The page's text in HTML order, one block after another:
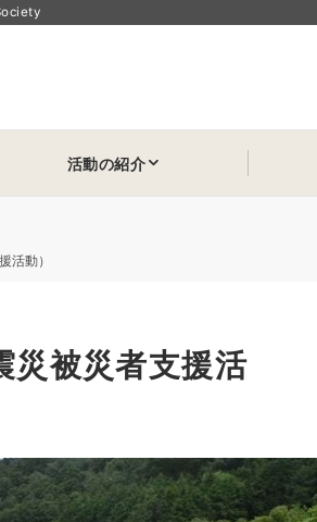
活動の紹介
活動）
災被災者支援活